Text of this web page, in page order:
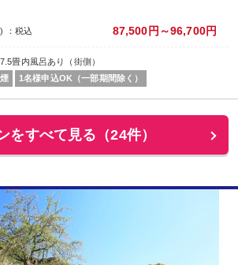
：税込 87,500円～96,700円
畳内風呂あり（街側）
1名様申込OK（一部期間除く）
をすべて見る（24件）